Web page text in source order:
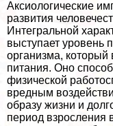
Аксиологические
развития
Интегральной
выступает уровень
организма, который
питания. Оно
физической
вредным
образу жизни и
период взросления